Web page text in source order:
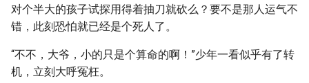
对个半大的孩子试探用得着抽刀就砍么？要不是那人运气不
错，此刻恐怕就已经是个死人了。
“不不，大爷，小的只是个算命的啊！”少年一看似乎有了转
机，立刻大呼冤枉。